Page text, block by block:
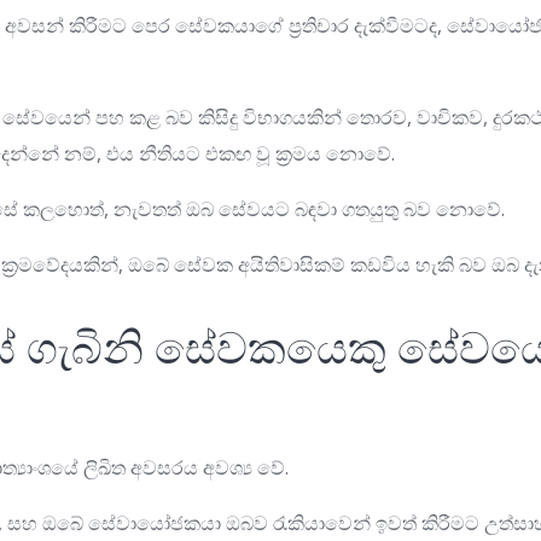
කිරීමට පෙර සේවකයාගේ ප්‍රතිචාර දැක්වීමටද,
සේවයෙන් පහ කළ බව කිසිදු විභාගයකින් තොරව, වාචිකව,
නම්, එය නීතියට එකඟ වූ ක්‍රමය නොවේ.
කලහොත්, නැවතත් ඔබ සේවයට බඳවා ගතයුතු බව නොවේ.
ඔබේ සේවක අයිතිවාසිකම් කඩවිය හැකි බව ඔබ
ගැබිනි සේවකයෙකු
ලිඛිත අවසරය අවශ්‍ය වේ.
ඔබේ සේවායෝජකයා ඔබව රැකියාවෙන් ඉවත් කිරීමට